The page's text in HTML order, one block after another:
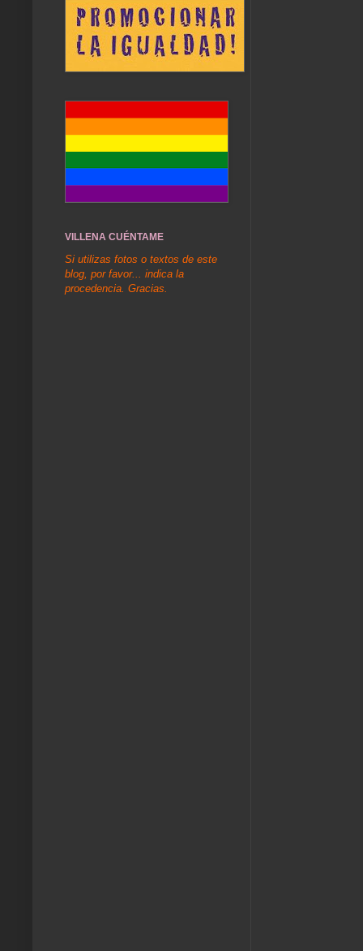
VILLENA CUÉNTAME
Si utilizas fotos o textos de este
blog, por favor... indica la
procedencia. Gracias.